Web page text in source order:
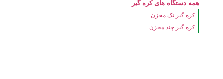
همه دستگاه های کره گیر
کره گیر تک مخزن
کره گیر چند مخزن